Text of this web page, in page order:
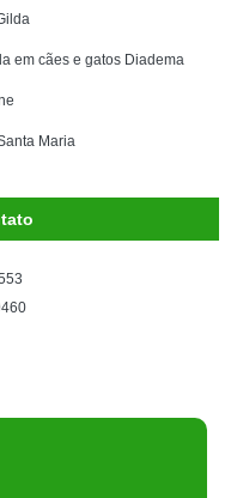
em cães e gatos Diadema
Maria